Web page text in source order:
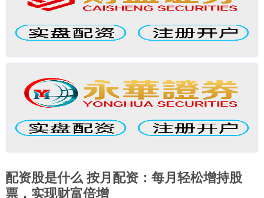
配资股是什么 按月配资：每月轻松增持股
票，实现财富倍增